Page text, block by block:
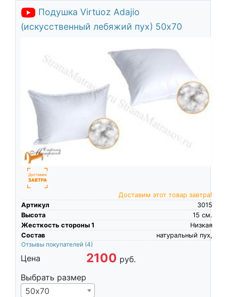
Подушка Virtuoz Adajio
(искусственный лебяжий пух) 50х70
Доставим этот товар завтра!
Артикул
3015
Высота
см.
15
Жесткость стороны 1
Низкая
Состав
натуральный пух,
Отзывы покупателей (4)
Цена 2100 руб.
Выбрать размер
50х70